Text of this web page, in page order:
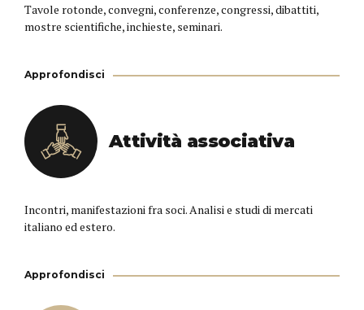
Tavole rotonde, convegni, conferenze, congressi, dibattiti,
mostre scientifiche, inchieste, seminari.
Approfondisci
Attività associativa
Incontri, manifestazioni fra soci. Analisi e studi di mercati
italiano ed estero.
Approfondisci